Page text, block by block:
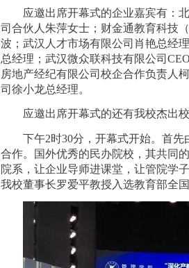
应邀出席开幕式的企业嘉宾有：
司合伙人朱萍女士；财金通教育科技
波；武汉人才市场有限公司肖艳总经
总经理；武汉微众联科技有限公司
房地产经纪有限公司校企合作负责人
司徐小龙总经理。
应邀出席开幕式的还有我校杰出
下午2时30分，开幕式开始。首
合作。国外优秀的民办院校，其共同
院系，让企业导师进课堂，让管院学
我校董事长罗爱平教授入选教育部全